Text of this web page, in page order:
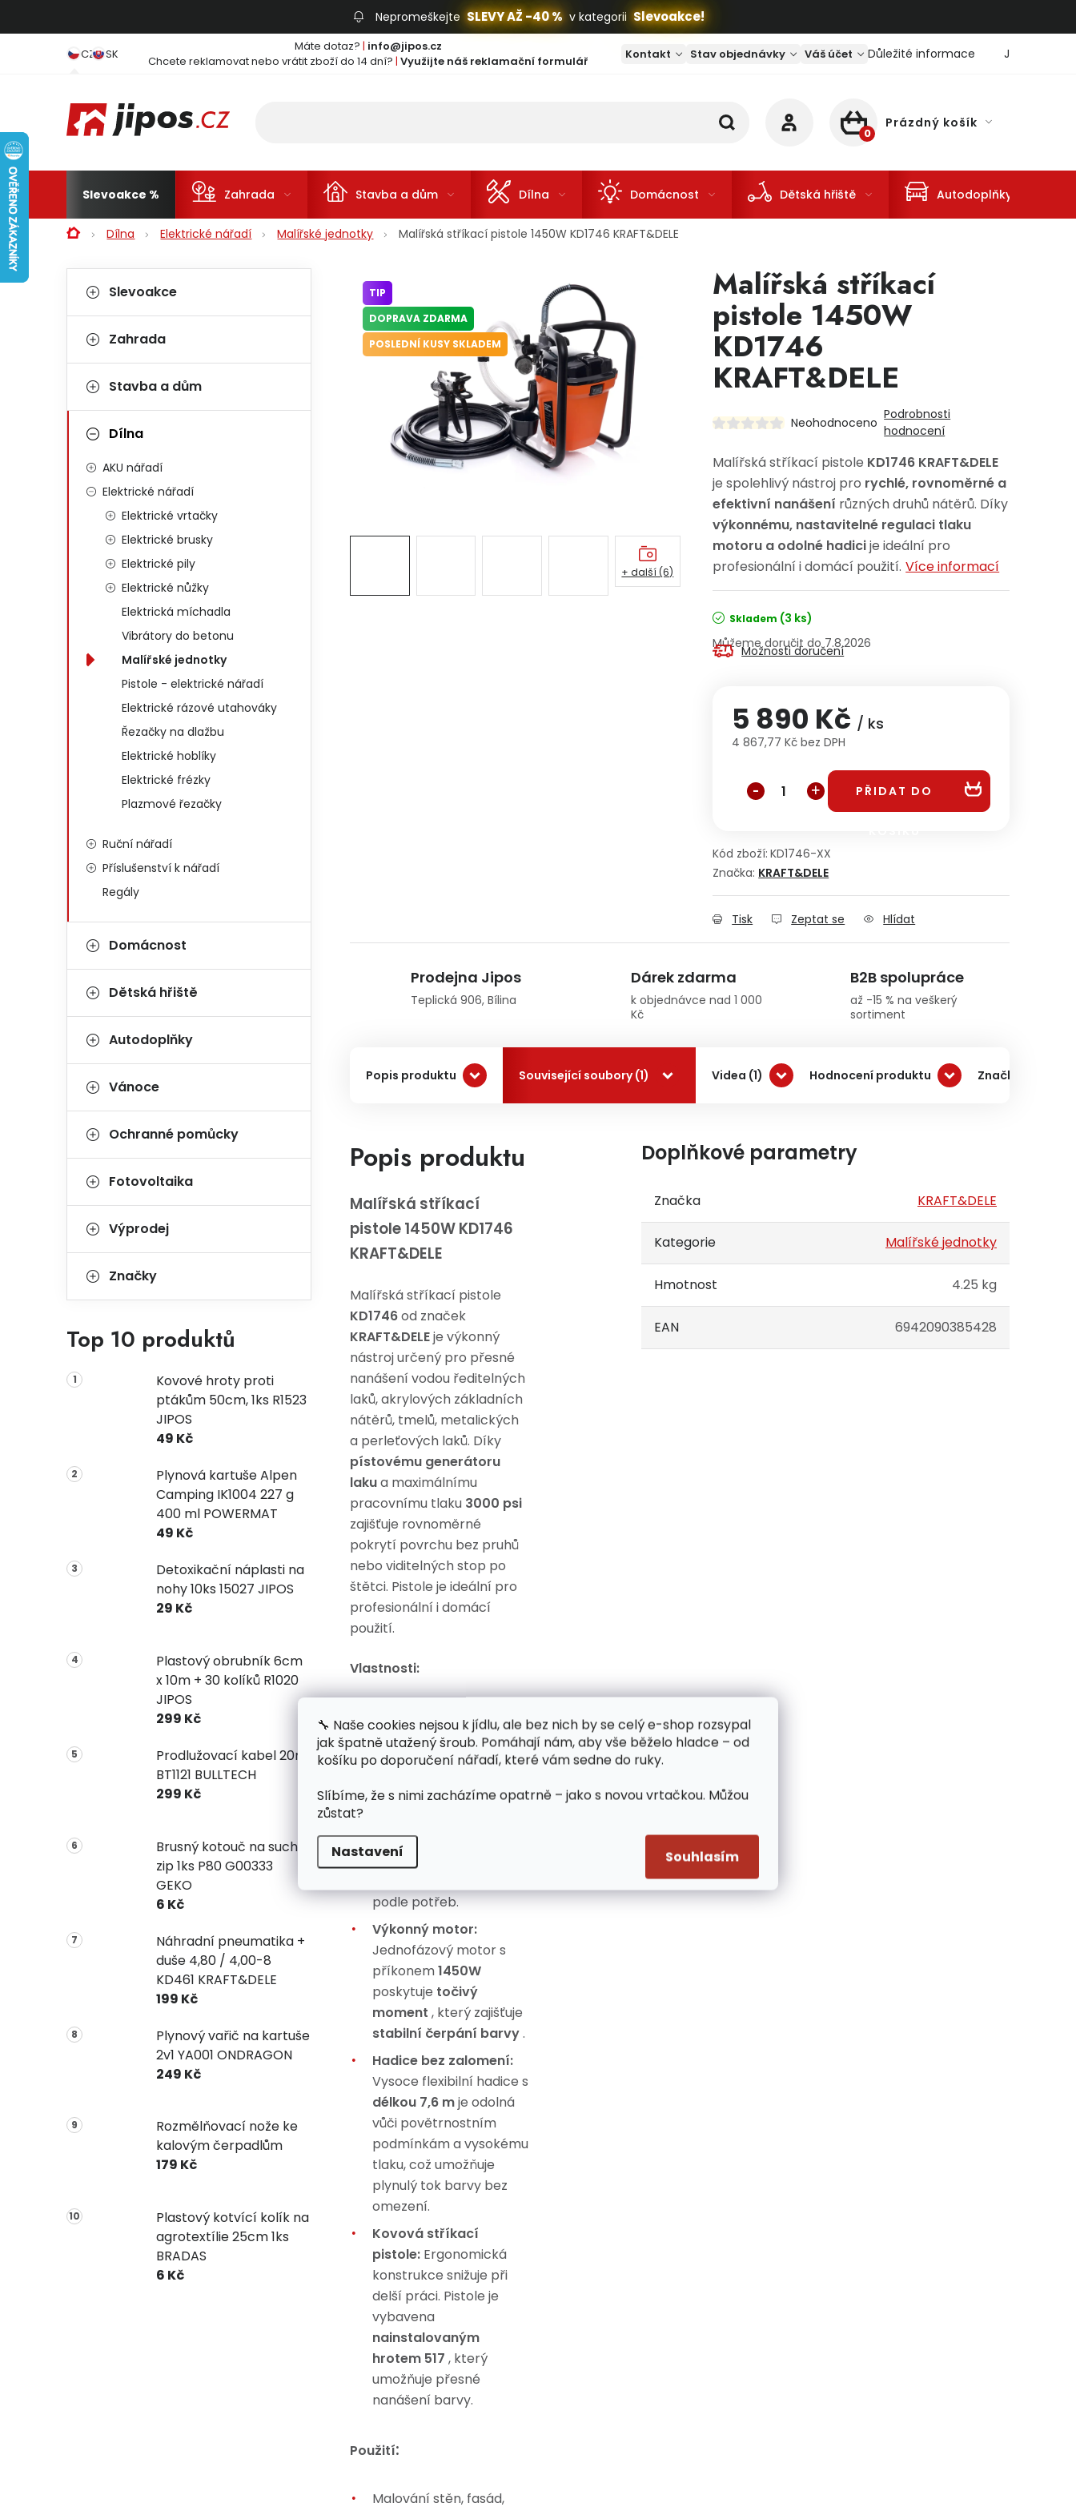
🔧 Naše cookies nejsou k jídlu, ale bez nich by se celý e-shop rozsypal
jak špatně utažený šroub. Pomáhají nám, aby vše běželo hladce – od
košíku po doporučení nářadí, které vám sedne do ruky.
Slíbíme, že s nimi zacházíme opatrně – jako s novou vrtačkou. Můžou
zůstat?
Nastavení Souhlasím
Nepromeškejte SLEVY AŽ -40 % v kategorii Slevoakce!
CZ SK Máte dotaz? | info@jipos.cz
Chcete reklamovat nebo vrátit zboží do 14 dní? | Využijte náš reklamační formulář Kontakt Stav objednávky Váš účet Důležité informace Jaký je
NÁKUPNÍ KOŠÍK
Prázdný košík
Slevoakce Zahrada Stavba a dům Dílna Domácnost Dětská hřiště Autodoplňky
DomůDílna Elektrické nářadí Malířské jednotky Malířská stříkací pistole 1450W KD1746 KRAFT&DELE
Postranní panel
Kategorie
Slevoakce
Zahrada
Stavba a dům
Dílna
AKU nářadí
Elektrické nářadí
Elektrické vrtačky
Elektrické brusky
Elektrické pily
Elektrické nůžky
Elektrická míchadla
Vibrátory do betonu
Malířské jednotky
Pistole - elektrické nářadí
Elektrické rázové utahováky
Řezačky na dlažbu
Elektrické hoblíky
Elektrické frézky
Plazmové řezačky
Ruční nářadí
Příslušenství k nářadí
Regály
Domácnost
Dětská hřiště
Autodoplňky
Vánoce
Ochranné pomůcky
Fotovoltaika
Výprodej
Značky
Top 10 produktů
Kovové hroty proti
ptákům 50cm, 1ks R1523
JIPOS
49 Kč
Plynová kartuše Alpen
Camping IK1004 227 g
400 ml POWERMAT
49 Kč
Detoxikační náplasti na
nohy 10ks 15027 JIPOS
29 Kč
Plastový obrubník 6cm
x 10m + 30 kolíků R1020
JIPOS
299 Kč
Prodlužovací kabel 20m
BT1121 BULLTECH
299 Kč
Brusný kotouč na suchý
zip 1ks P80 G00333
GEKO
6 Kč
Náhradní pneumatika +
duše 4,80 / 4,00-8
KD461 KRAFT&DELE
199 Kč
Plynový vařič na kartuše
2v1 YA001 ONDRAGON
249 Kč
Rozmělňovací nože ke
kalovým čerpadlům
179 Kč
Plastový kotvící kolík na
agrotextílie 25cm 1ks
BRADAS
6 Kč
Malířská stříkací
pistole 1450W
KD1746
KRAFT&DELE
Neohodnoceno
Podrobnosti
hodnocení
Malířská stříkací pistole KD1746 KRAFT&DELE
je spolehlivý nástroj pro rychlé, rovnoměrné a
efektivní nanášení různých druhů nátěrů. Díky
výkonnému, nastavitelné regulaci tlaku
motoru a odolné hadicije ideální pro
profesionální i domácí použití. Více informací
Skladem (3 ks)
7.8.2026
Možnosti doručení
5 890 Kč / ks
4 867,77 Kč bez DPH
PŘIDAT DO
Kód zboží: KD1746-XX
Značka: KRAFT&DELE
Tisk Zeptat se Hlídat
TIP
DOPRAVA ZDARMA
POSLEDNÍ KUSY SKLADEM
+ další (6)
Prodejna Jipos
Teplická 906, Bílina
Dárek zdarma
k objednávce nad 1 000
Kč
B2B spolupráce
až -15 % na veškerý
sortiment
Popis produktu Související soubory (1) Videa (1) Hodnocení produktu Značka
Popis produktu
Malířská stříkací
pistole 1450W KD1746
KRAFT&DELE
Malířská stříkací pistole
KD1746od značek
KRAFT&DELEje výkonný
nástroj určený pro přesné
nanášení vodou ředitelných
laků, akrylových základních
nátěrů, tmelů, metalických
a perleťových laků. Díky
pístovému generátoru
lakua maximálnímu
pracovnímu tlaku 3000 psi
zajišťuje rovnoměrné
pokrytí povrchu bez pruhů
nebo viditelných stop po
štětci. Pistole je ideální pro
profesionální i domácí
použití.
Vlastnosti:
Pružná regulace tlaku:
Možnost jemného
nastavení tlaku
výkon pistole pro
Doporučuje se začít s
nižším tlakem a
podle potřeb.
Výkonný motor:
Jednofázový motor s
příkonem1450W
poskytuje točivý
moment , který zajišťuje
stabilní čerpání barvy.
Hadice bez zalomení:
Vysoce flexibilní hadice s
délkou 7,6 mje odolná
vůči povětrnostním
podmínkám a vysokému
tlaku, což umožňuje
plynulý tok barvy bez
omezení.
Kovová stříkací
pistole: Ergonomická
konstrukce snižuje při
delší práci. Pistole je
vybavena
nainstalovaným
hrotem 517 , který
umožňuje přesné
nanášení barvy.
Použití:
Malování stěn, fasád,
Doplňkové parametry
Značka KRAFT&DELE
Kategorie Malířské jednotky
Hmotnost 4.25 kg
EAN 6942090385428